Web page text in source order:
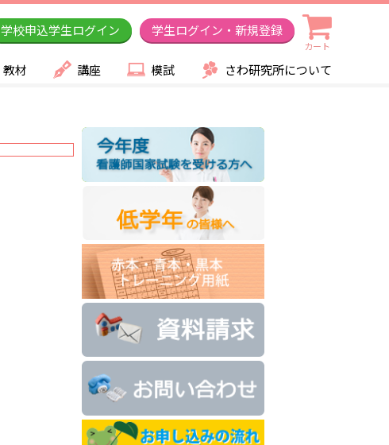
学校申込学生ログイン 学生ログイン・新規登録
カート
教材 講座 模試 さわ研究所について